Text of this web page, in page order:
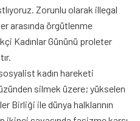
Zorunlu olarak illegal
arasında örgütlenme
Kadınlar Gününü proleter
kadın hareketi
silmek üzere; yükselen
Birliği ile dünya halklarının